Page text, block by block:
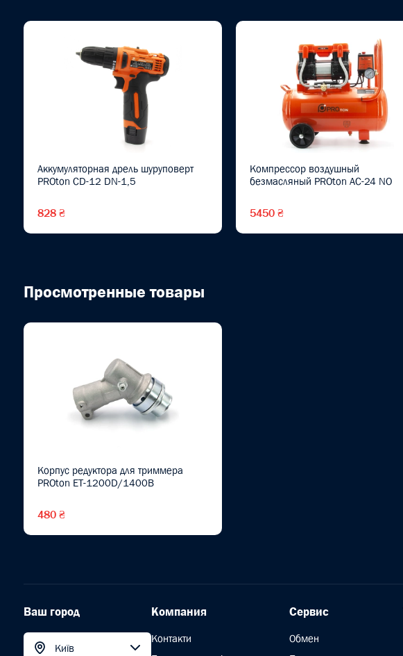
Аккумуляторная дрель шуруповерт
PROton CD-12 DN-1,5
828 ₴
Компрессор воздушный
безмасляный PROton AC-24 NO
5450 ₴
Просмотренные товары
Корпус редуктора для триммера
PROton ET-1200D/1400B
480 ₴
Ваш город
Київ
Компания
Контакти
Сервис
Обмен